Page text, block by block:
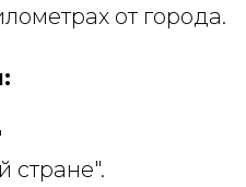
от города.
стране".